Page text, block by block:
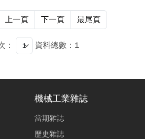
參數。最後，使用NAS979切削測試驗
法可以進一步提升五軸工具機之加工精
上一頁 下一頁 最尾頁
： 資料總數：1
機械工業雜誌
當期雜誌
歷史雜誌